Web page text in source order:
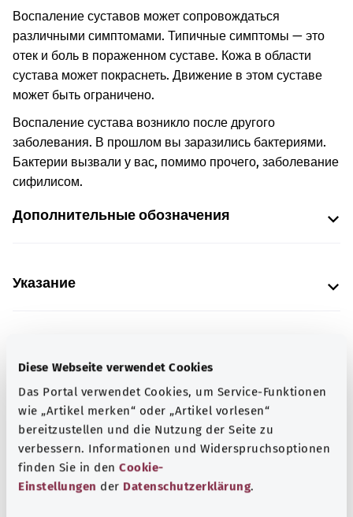
Diese Webseite verwendet Cookies
Das Portal verwendet Cookies, um Service-Funktionen
wie „Artikel merken“ oder „Artikel vorlesen“
bereitzustellen und die Nutzung der Seite zu
verbessern. Informationen und Widerspruchsoptionen
finden Sie in den Cookie-
Einstellungen der Datenschutzerklärung.
Воспаление суставов может сопровождаться
различными симптомами. Типичные симптомы — это
отек и боль в пораженном суставе. Кожа в области
сустава может покраснеть. Движение в этом суставе
может быть ограничено.
Воспаление сустава возникло после другого
заболевания. В прошлом вы заразились бактериями.
Бактерии вызвали у вас, помимо прочего, заболевание
сифилисом.
Дополнительные обозначения
Указание
Предоставлено некоммерческой организацией Was
hab’ ich? GmbH по поручению Bundesministerium für
Gesundheit (BMG, Федеральное министерство
здравоохранения).